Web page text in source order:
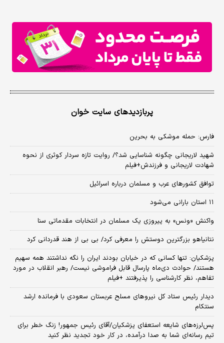
پربازدیدهای سایت خوان
فارس: حمله موشکی به بحرین
شهید لاریجانی چگونه شناسایی شد؟/ روایت تازه سردار کوثری از نحوه
شهادت لاریجانی و فرزندش+فیلم
توافق کشورهای عرب و مسلمان درباره اسرائیل
۱۱ استان بارانی می‌شود
واکنش «ونس» به پیروزی یک مسلمان در انتخابات مقدماتی سنا
نتانیاهو بزرگترین دوستش را معرفی کرد/ بی بی از هند قدردانی کرد
پزشکیان: تنها کسانی که در خیابان بودند ایران را نگه نداشتند همه سهیم
هستند/ حوادث دی‌ماه پارسال قابل فراموشی نیست/ رهبر انقلاب در مورد
تفاهم، نظر کارشناسی را پذیرفتند +فیلم
دیدار رئیس ستاد کل نیروهای مسلح عربستان سعودی با فرمانده ارشد
سنتکام
پس‌لرزه‌های شایعه استعفای پزشکیان/آقای رئیس جمهور! زنگ خطر برای
تیم رسانه‌ای شما به صدا درآمده، در کار خود تجدید نظر کنید